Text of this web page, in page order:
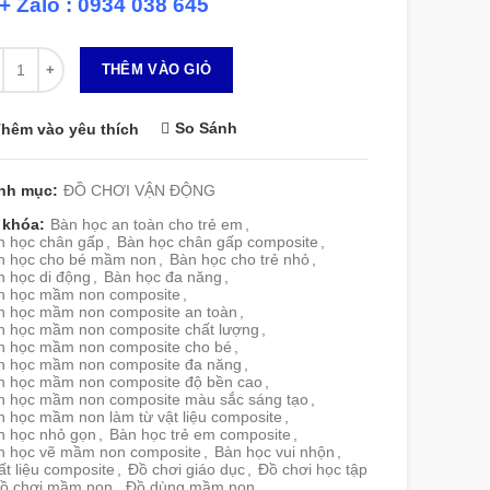
+ Zalo : 0934 038 645
lượng
THÊM VÀO GIỎ
vào yêu thích So Sánh
mục: ĐỒ CHƠI VẬN ĐỘNG
Bàn học an toàn cho trẻ em ,
học chân gấp , Bàn học chân gấp composite ,
học cho bé mầm non , Bàn học cho trẻ nhỏ ,
học di động , Bàn học đa năng ,
học mầm non composite ,
học mầm non composite an toàn ,
học mầm non composite chất lượng ,
học mầm non composite cho bé ,
học mầm non composite đa năng ,
học mầm non composite độ bền cao ,
học mầm non composite màu sắc sáng tạo ,
học mầm non làm từ vật liệu composite ,
học nhỏ gọn , Bàn học trẻ em composite ,
học vẽ mầm non composite , Bàn học vui nhộn ,
liệu composite , Đồ chơi giáo dục , Đồ chơi học tập